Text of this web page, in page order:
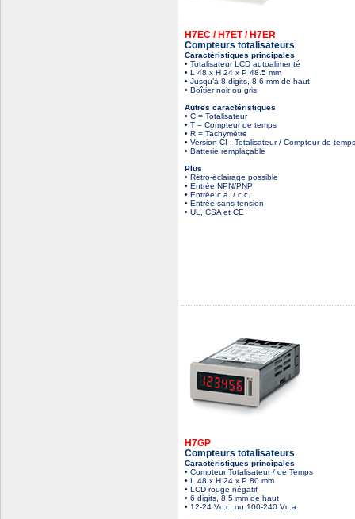
H7EC / H7ET / H7ER
Compteurs totalisateurs
Caractéristiques principales
• Totalisateur LCD autoalimenté
• L 48 x H 24 x P 48.5 mm
• Jusqu’à 8 digits, 8.6 mm de haut
• Boîtier noir ou gris
Autres caractéristiques
• C = Totalisateur
• T = Compteur de temps
• R = Tachymètre
• Version CI : Totalisateur / Compteur de temps
• Batterie remplaçable
Plus
• Rétro-éclairage possible
• Entrée NPN/PNP
• Entrée c.a. / c.c.
• Entrée sans tension
• UL, CSA et CE
H7GP
Compteurs totalisateurs
Caractéristiques principales
• Compteur Totalisateur / de Temps
• L 48 x H 24 x P 80 mm
• LCD rouge négatif
• 6 digits, 8.5 mm de haut
• 12-24 Vc.c. ou 100-240 Vc.a.